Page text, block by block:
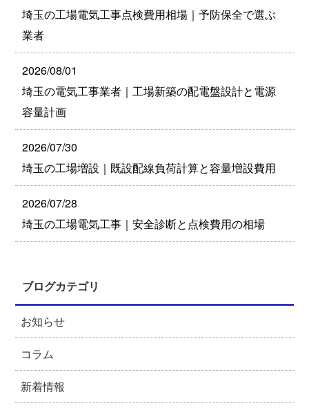
埼玉の工場電気工事点検費用相場｜予防保全で選ぶ
業者
2026/08/01
埼玉の電気工事業者｜工場新築の配電盤設計と電源
容量計画
2026/07/30
埼玉の工場増設｜既設配線負荷計算と容量増設費用
2026/07/28
埼玉の工場電気工事｜安全診断と点検費用の相場
ブログカテゴリ
お知らせ
コラム
新着情報